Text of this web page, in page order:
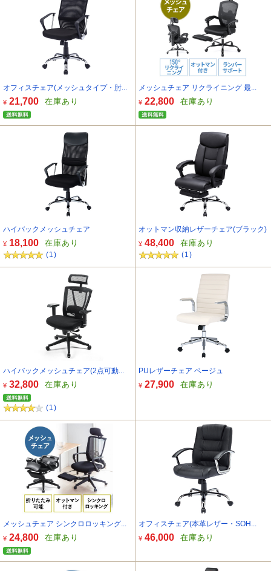
オフィスチェア(メッシュタイプ・肘...
¥ 21,700 在庫あり
メッシュチェア リクライニング 最...
¥ 22,800 在庫あり
ハイバックメッシュチェア
¥ 18,100 在庫あり
(1)
オットマン収納レザーチェア(ブラック)
¥ 48,400 在庫あり
(1)
ハイバックメッシュチェア(2点可動...
¥ 32,800 在庫あり
(1)
PUレザーチェア ベージュ
¥ 27,900 在庫あり
メッシュチェア シンクロロッキング...
¥ 24,800 在庫あり
オフィスチェア(本革レザー・SOH...
¥ 46,000 在庫あり